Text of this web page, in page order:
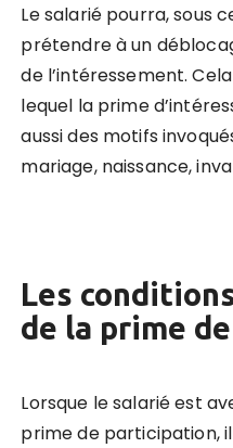
Le salarié pourra, sous
prétendre à un
de l’intéressement.
lequel la prime
aussi des motifs
mariage, naissance,
Les
de la prime
Lorsque le salarié est
prime de participation,